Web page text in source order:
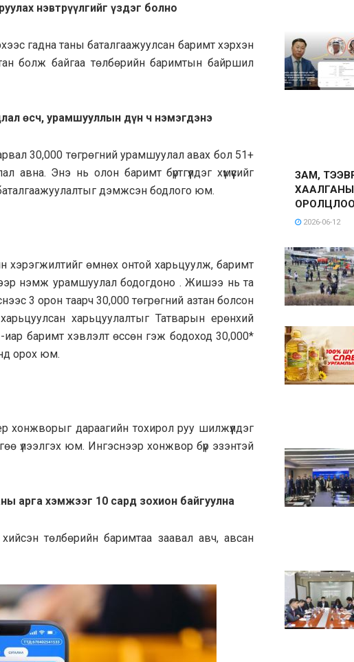
нэвтрүүлгийг үздэг болно
гадна таны баталгаажуулсан баримт хэрхэн
болж байгаа төлбөрийн баримтын байршил
өсч, урамшууллын дүн ч нэмэгдэнэ
30,000 төгрөгний урамшуулал авах бол 51+
авна. Энэ нь олон баримт бүртгүүлдэг хүмүүсийг
дэмжсэн бодлого юм.
хэрэгжилтийг өмнөх онтой харьцуулж, баримт
нэмж урамшуулал бодогдоно . Жишээ нь та
3 орон таарч 30,000 төгрөгний азтан болсон
харьцуулалтыг Татварын ерөнхий
баримт хэвлэлт өссөн гэж бодоход 30,000*
орох юм.
дараагийн тохирол руу шилжүүлдэг
үлээлгэх юм. Ингэснээр хонжвор бүр эзэнтэй
арга хэмжээг 10 сард зохион байгуулна
төлбөрийн баримтаа заавал авч, авсан
ЗАМ,
ОРОЛЦЛОО
2026-06-12